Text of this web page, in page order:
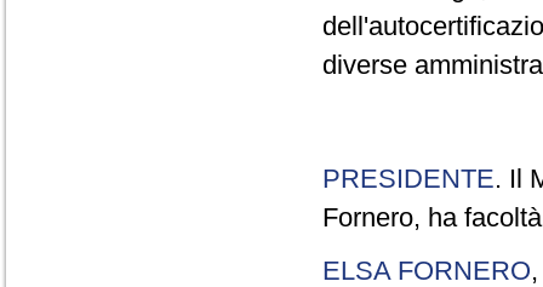
diverse
PRESIDENTE. Il
Fornero, ha
ELSA FORNERO